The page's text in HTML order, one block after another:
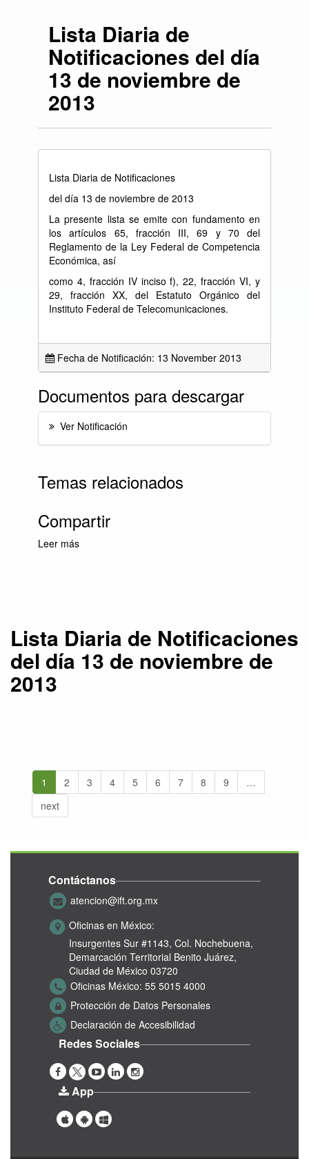
Lista Diaria de
Notificaciones del día
13 de noviembre de
2013
Lista Diaria de Notificaciones
del día 13 de noviembre de 2013
La presente lista se emite con fundamento en
los artículos 65, fracción III, 69 y 70 del
Reglamento de la Ley Federal de Competencia
Económica, así
como 4, fracción IV inciso f), 22, fracción VI, y
29, fracción XX, del Estatuto Orgánico del
Instituto Federal de Telecomunicaciones.
Fecha de Notificación: 13 November 2013
Documentos para descargar
Ver Notificación
Temas relacionados
Compartir
Leer más
Lista Diaria de Notificaciones
del día 13 de noviembre de
2013
1 2 3 4 5 6 7 8 9
…
next
Contáctanos
atencion@ift.org.mx
Oficinas en México:
Insurgentes Sur #1143, Col. Nochebuena,
Demarcación Territorial Benito Juárez,
Ciudad de México 03720
Oficinas México: 55 5015 4000
Protección de Datos Personales
Declaración de Accesibilidad
Redes Sociales
App